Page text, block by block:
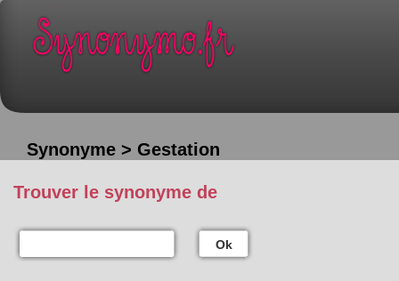
Synonyme > Gestation
Trouver le synonyme de
Ok